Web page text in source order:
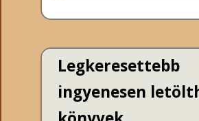
Legkeresettebb
ingyenesen